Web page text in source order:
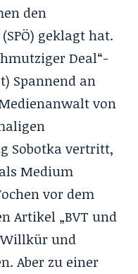
den
geklagt hat.
Deal“-
) Spannend an
von
Sobotka vertritt,
Medium
vor dem
Artikel „BVT und
Willkür und
Aber zu einer